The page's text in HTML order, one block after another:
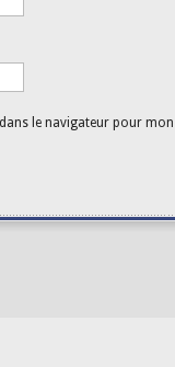
le navigateur pour